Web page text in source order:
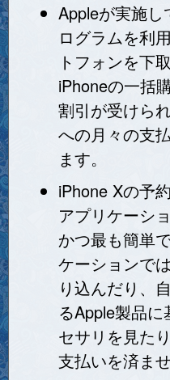
Appleが実施
ログラムを利
トフォンを下
iPhoneの一括
割引が受けら
への月々の支
ます。
iPhone Xの予
アプリケーシ
かつ最も簡単
ケーションで
り込んだり、
るApple製品
セサリを見た
支払いを済ま